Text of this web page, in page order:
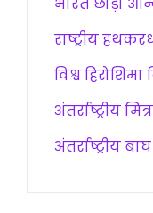
भारत छोड़ो
राष्ट्रीय
विश्व
अंतर्राष्ट्रीय
अंतर्राष्ट्रीय